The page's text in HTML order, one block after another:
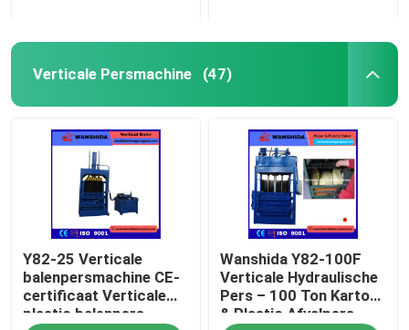
Verticale Persmachine (47)
Y82-25 Verticale
balenpersmachine CE-
certificaat Verticale
plastic balenpers
Wanshida Y82-100F
Verticale Hydraulische
Pers – 100 Ton Karton
& Plastic Afvalpers